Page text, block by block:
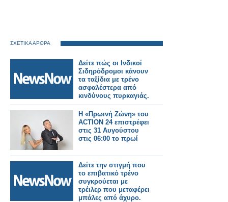
ΣΧΕΤΙΚΑ ΑΡΘΡΑ
Δείτε πώς οι Ινδικοί
Σιδηρόδρομοι κάνουν
τα ταξίδια με τρένο
ασφαλέστερα από
κινδύνους πυρκαγιάς.
Η «Πρωινή Ζώνη» του
ACTION 24 επιστρέφει
στις 31 Αυγούστου
στις 06:00 το πρωί
Δείτε την στιγμή που
το επιβατικό τρένο
συγκρούεται με
τρέιλερ που μεταφέρει
μπάλες από άχυρο.